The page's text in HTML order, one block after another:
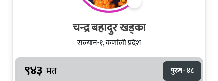
चन्द्र बहादुर खड्का
सल्यान-१, कर्णाली प्रदेश
९४३ मत पुरुष · ४८